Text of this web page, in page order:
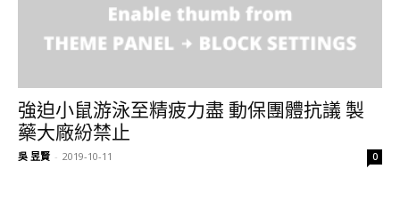
強迫小鼠游泳至精疲力盡 動保團體抗議 製
藥大廠紛禁止
吳 昱賢 - 2019-10-11 0